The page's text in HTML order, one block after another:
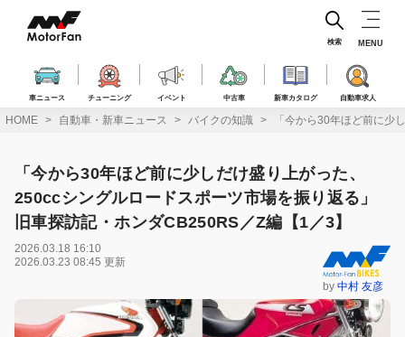
ス
車ニュース チューニング イベント 中古車 新車カタログ 自動車求人
検索 MENU
HOME 自動車・新車ニュース バイクの知識 「今から30年ほど前に少
「今から30年ほど前に少しだけ盛り上がった、
250ccシングルロードスポーツ市場を振り返る」
旧車探訪記・ホンダCB250RS／Z編【1／3】
2026.03.18 16:10
2026.03.23 08:45 更新
by中村 友彦